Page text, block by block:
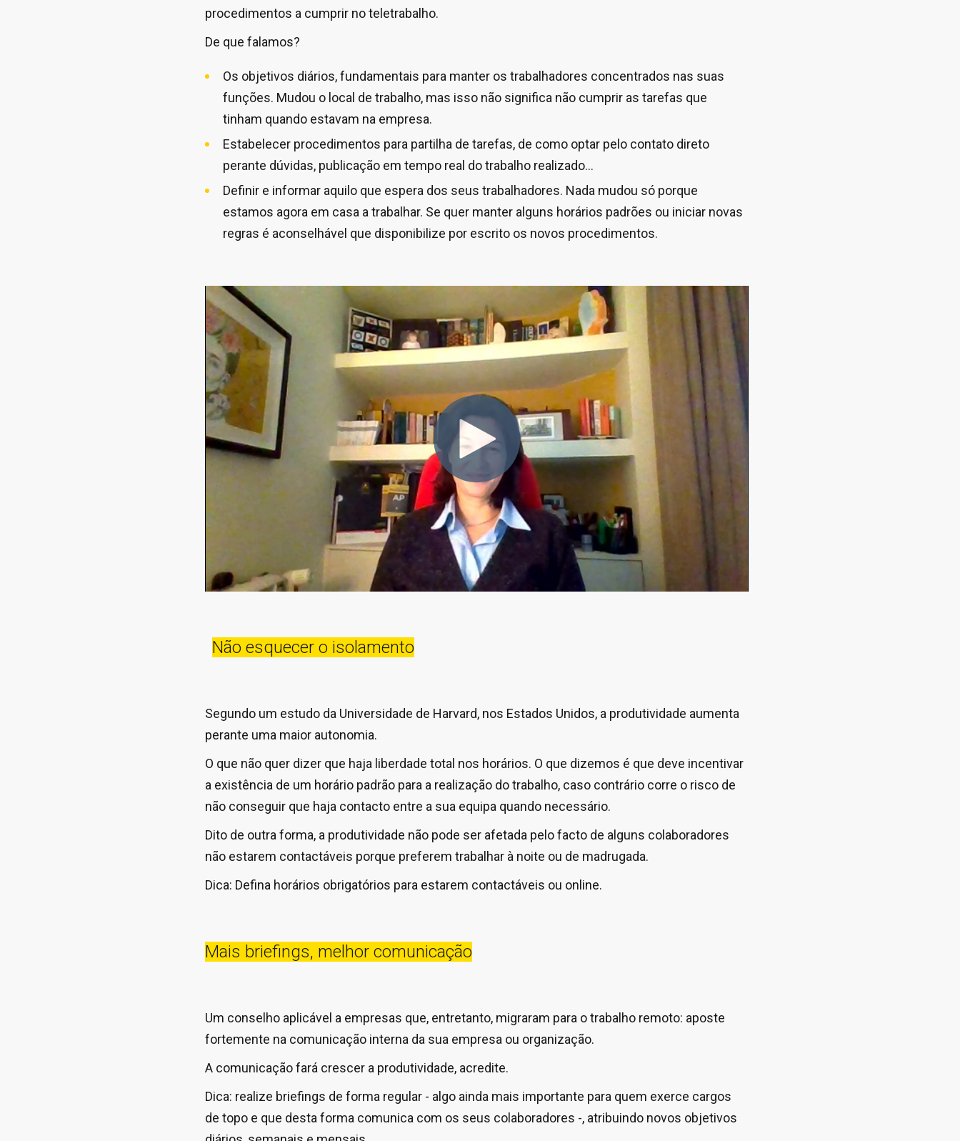
procedimentos a cumprir no teletrabalho.
De que falamos?
Os objetivos diários, fundamentais para manter os trabalhadores concentrados nas suas
funções. Mudou o local de trabalho, mas isso não significa não cumprir as tarefas que
tinham quando estavam na empresa.
Estabelecer procedimentos para partilha de tarefas, de como optar pelo contato direto
perante dúvidas, publicação em tempo real do trabalho realizado...
Definir e informar aquilo que espera dos seus trabalhadores. Nada mudou só porque
estamos agora em casa a trabalhar. Se quer manter alguns horários padrões ou iniciar novas
regras é aconselhável que disponibilize por escrito os novos procedimentos.
Não esquecer o isolamento
Segundo um estudo da Universidade de Harvard, nos Estados Unidos, a produtividade aumenta
perante uma maior autonomia.
O que não quer dizer que haja liberdade total nos horários. O que dizemos é que deve incentivar
a existência de um horário padrão para a realização do trabalho, caso contrário corre o risco de
não conseguir que haja contacto entre a sua equipa quando necessário.
Dito de outra forma, a produtividade não pode ser afetada pelo facto de alguns colaboradores
não estarem contactáveis porque preferem trabalhar à noite ou de madrugada.
Dica: Defina horários obrigatórios para estarem contactáveis ou online.
Mais briefings, melhor comunicação
Um conselho aplicável a empresas que, entretanto, migraram para o trabalho remoto: aposte
fortemente na comunicação interna da sua empresa ou organização.
A comunicação fará crescer a produtividade, acredite.
Dica: realize briefings de forma regular - algo ainda mais importante para quem exerce cargos
de topo e que desta forma comunica com os seus colaboradores -, atribuindo novos objetivos